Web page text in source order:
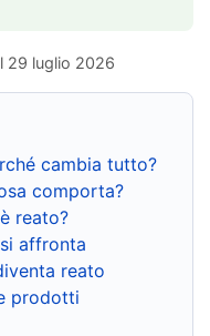
29 luglio 2026
cambia tutto?
comporta?
reato?
affronta
reato
prodotti